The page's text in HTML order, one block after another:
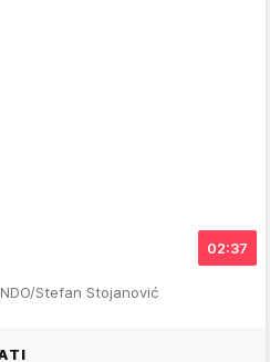
02:37
Stefan Stojanović